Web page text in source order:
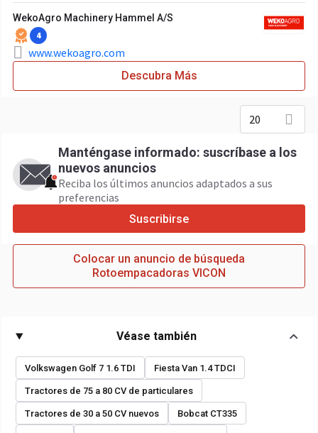
WekoAgro Machinery Hammel A/S
4
www.wekoagro.com
Descubra Más
20
Manténgase informado: suscríbase a los
nuevos anuncios
Reciba los últimos anuncios adaptados a sus
preferencias
Suscribirse
Colocar un anuncio de búsqueda
Rotoempacadoras VICON
Véase también
Volkswagen Golf 7 1.6 TDI Fiesta Van 1.4 TDCI
Tractores de 75 a 80 CV de particulares
Tractores de 30 a 50 CV nuevos Bobcat CT335